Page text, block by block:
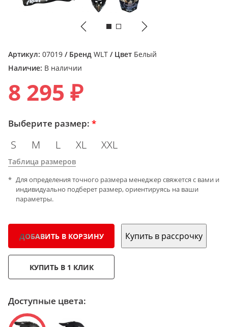
Артикул: 07019 / Бренд WLT / Цвет Белый
Наличие: В наличии
8 295 ₽
Выберите размер: *
S M L XL XXL
Таблица размеров
Для определения точного размера менеджер свяжется с вами и
индивидуально подберет размер, ориентируясь на ваши
параметры.
ДОБАВИТЬ В КОРЗИНУ Купить в рассрочку
КУПИТЬ В 1 КЛИК
Доступные цвета: